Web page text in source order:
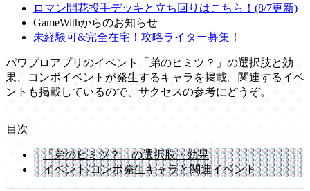
ロマン開花投手デッキと立ち回りはこちら！(8/7更新)
GameWithからのお知らせ
未経験可&完全在宅！攻略ライター募集！
パワプロアプリのイベント「弟のヒミツ？」の選択肢と効
果、コンボイベントが発生するキャラを掲載。関連するイベ
ントも掲載しているので、サクセスの参考にどうぞ。
目次
「弟のヒミツ？」の選択肢・効果
イベント/コンボ発生キャラと関連イベント